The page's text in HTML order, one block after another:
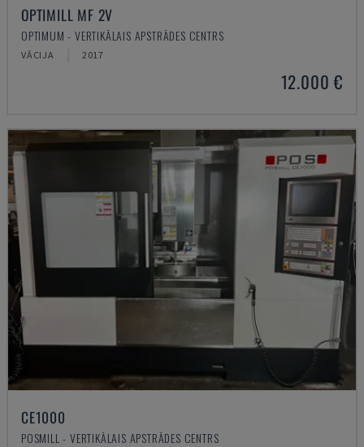
OPTIMILL MF 2V
OPTIMUM - VERTIKĀLAIS APSTRĀDES CENTRS
VĀCIJA 2017
12.000 €
CE1000
POSMILL - VERTIKĀLAIS APSTRĀDES CENTRS